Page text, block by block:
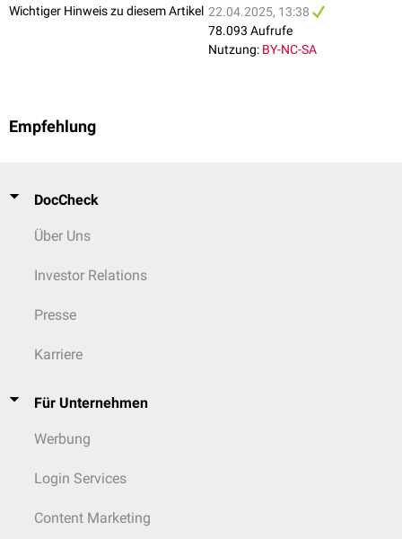
Wichtiger Hinweis zu diesem Artikel 22.04.2025, 13:38
78.093 Aufrufe
Nutzung: BY-NC-SA
Empfehlung
DocCheck
Über Uns
Investor Relations
Presse
Karriere
Für Unternehmen
Werbung
Login Services
Content Marketing